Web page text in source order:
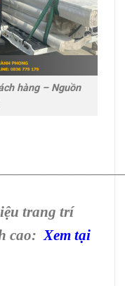
hàng – Nguồn
trang trí
cao: Xem tại